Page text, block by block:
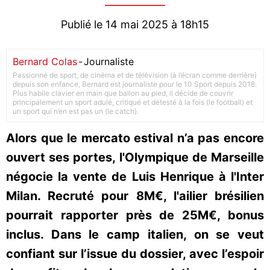
Publié le 14 mai 2025 à 18h15
Bernard Colas-Journaliste
Passionné de sport, de cinéma et de télévision (à l’écran comme derrière)
depuis son enfance, Bernard est journaliste pour le 10 Sport depuis 2018.
Plus habile clavier en main que ballon au pied, il décide de couvrir
principalement un sport adulé, critiqué et détesté à la fois (le football) et
un sport qui n’en est pas un (le catch).
Alors que le mercato estival n’a pas encore
ouvert ses portes, l'Olympique de Marseille
négocie la vente de Luis Henrique à l'Inter
Milan. Recruté pour 8M€, l'ailier brésilien
pourrait rapporter près de 25M€, bonus
inclus. Dans le camp italien, on se veut
confiant sur l’issue du dossier, avec l’espoir